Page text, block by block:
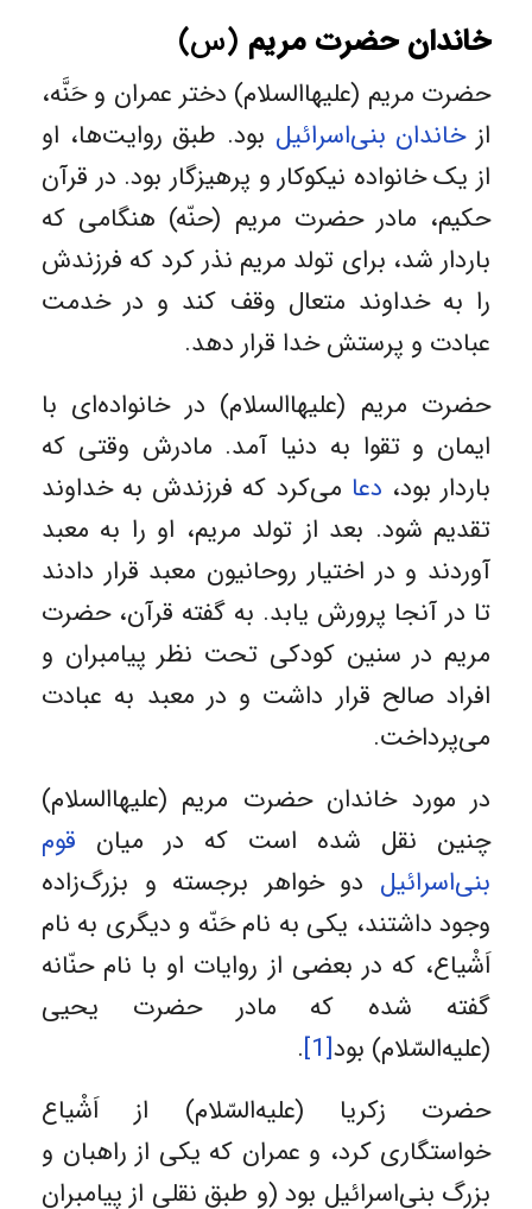
خاندان حضرت مریم (س)
حضرت مریم (علیهاالسلام) دختر عمران و حَنَّه،
ازخاندان بنی‌اسرائیل بود. طبق روایت‌ها، او
از یک خانواده نیکوکار و پرهیزگار بود. در قرآن
حکیم، مادر حضرت مریم (حنّه) هنگامی که
باردار شد، برای تولد مریم نذر کرد که فرزندش
را به خداوند متعال وقف کند و در خدمت
عبادت و پرستش خدا قرار دهد.
حضرت مریم (علیهاالسلام) در خانواده‌ای با
ایمان و تقوا به دنیا آمد. مادرش وقتی که
باردار بود، دعا می‌کرد که فرزندش به خداوند
تقدیم شود. بعد از تولد مریم، او را به معبد
آوردند و در اختیار روحانیون معبد قرار دادند
تا در آنجا پرورش یابد. به گفته قرآن، حضرت
مریم در سنین کودکی تحت نظر پیامبران و
افراد صالح قرار داشت و در معبد به عبادت
می‌پرداخت.
در مورد خاندان حضرت مریم (علیهاالسلام)
چنین نقل شده است که در میان قوم
بنی‌اسرائیل دو خواهر برجسته و بزرگ‌زاده
وجود داشتند، یکی به نام حَنّه و دیگری به نام
اَشْیاع، که در بعضی از روایات او با نام حنّانه
گفته شده که مادر حضرت یحیی
(علیه‌السّلام) بود[1]
.
حضرت زکریا (علیه‌السّلام) از اَشْیاع
خواستگاری کرد، و عمران که یکی از راهبان و
بزرگ بنی‌اسرائیل بود (و طبق نقلی از پیامبران